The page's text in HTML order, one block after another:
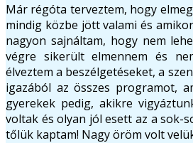
Már régóta terveztem, hogy
mindig közbe jött valami és
nagyon sajnáltam, hogy nem
végre sikerült elmennem és
élveztem a beszélgetéseket, a
igazából az összes programot,
gyerekek pedig, akikre
voltak és olyan jól esett az a sok-
tőlük kaptam! Nagy öröm volt